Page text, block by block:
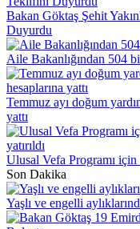
Bakan Göktaş Şehit
Duyurdu
Aile Bakanlığından 504
Temmuz ayı doğum
yattı
Ulusal Vefa Programı için
Son Dakika
Yaşlı ve engelli